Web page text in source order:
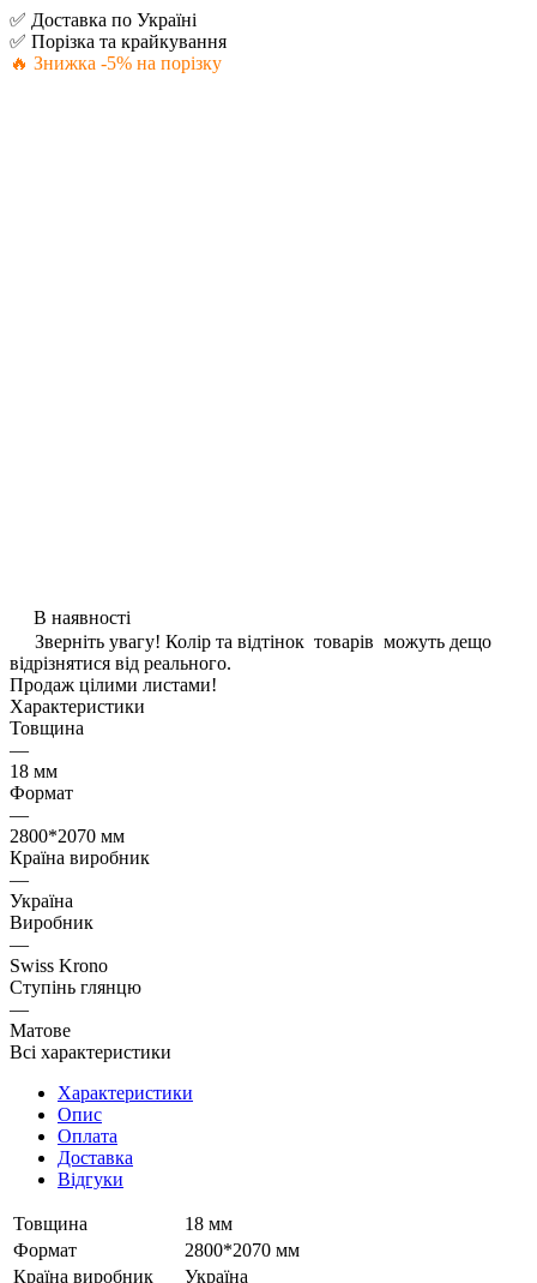
✅ Доставка по Україні
✅ Порізка та крайкування
🔥 Знижка -5% на порізку
В наявності
Зверніть увагу! Колір та відтінок товарів можуть дещо
відрізнятися від реального.
Продаж цілими листами!
Характеристики
Товщина
—
18 мм
Формат
—
2800*2070 мм
Країна виробник
—
Україна
Виробник
—
Swiss Krono
Ступінь глянцю
—
Матове
Всі характеристики
Характеристики
Опис
Оплата
Доставка
Відгуки
Товщина
18 мм
Формат
2800*2070 мм
Країна виробник
Україна